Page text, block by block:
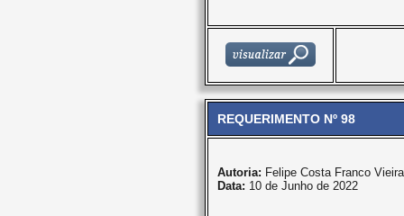
REQUERIMENTO Nº 98
Autoria: Felipe Costa Franco Vieira
Data: 10 de Junho de 2022